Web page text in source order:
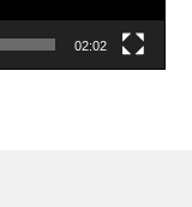
02:02